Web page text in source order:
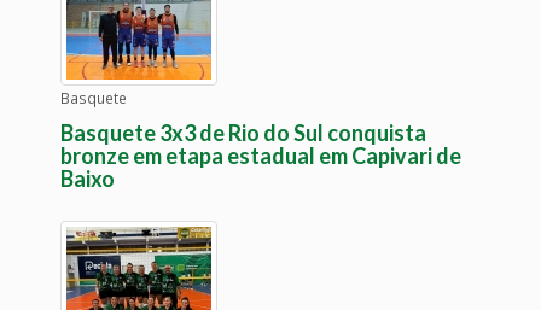
Basquete
Basquete 3x3 de Rio do Sul conquista
bronze em etapa estadual em Capivari de
Baixo